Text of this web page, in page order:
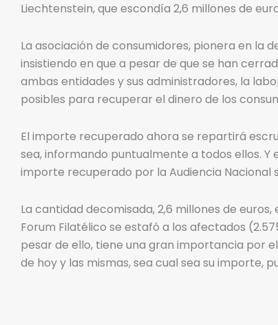
Liechtenstein, que escondía 2,6 millones de
La asociación de consumidores, pionera en la
insistiendo en que a pesar de que se han
ambas entidades y sus administradores, la
posibles para recuperar el dinero de los
El importe recuperado ahora se repartirá
sea, informando puntualmente a todos ellos. Y
importe recuperado por la Audiencia Nacional
La cantidad decomisada, 2,6 millones de
Forum Filatélico se estafó a los afectados
pesar de ello, tiene una gran importancia por
de hoy y las mismas, sea cual sea su importe,